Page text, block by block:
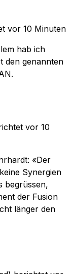
vor 10 Minuten
hab ich
den genannten
vor 10
«Der
Synergien
begrüssen,
der Fusion
länger den